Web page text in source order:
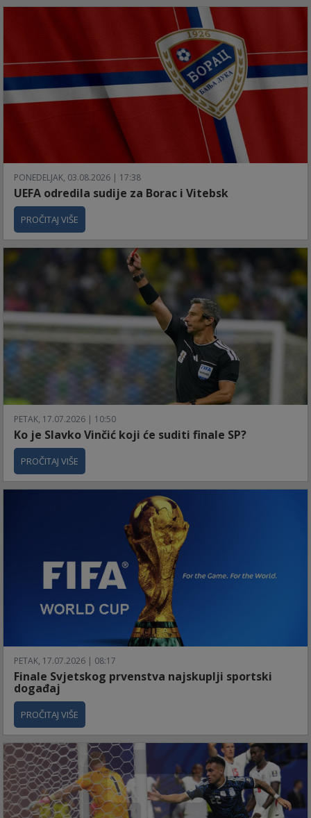
PONEDELJAK, 03.08.2026 | 17:38
UEFA odredila sudije za Borac i Vitebsk
PROČITAJ VIŠE
PETAK, 17.07.2026 | 10:50
Ko je Slavko Vinčić koji će suditi finale SP?
PROČITAJ VIŠE
PETAK, 17.07.2026 | 08:17
Finale Svjetskog prvenstva najskuplji sportski
događaj
PROČITAJ VIŠE